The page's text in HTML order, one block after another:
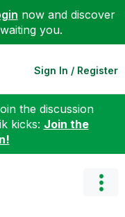
now and discover
you.
Sign In / Register
the discussion
kicks: Join the